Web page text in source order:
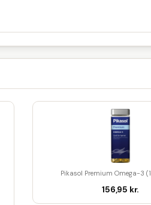
Pikasol Premium Omega-3
156,95 kr.